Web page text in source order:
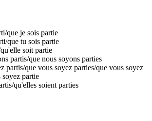
ti/que je sois partie
ti/que tu sois partie
soit partie
partis/que nous soyons parties
partis/que vous soyez parties/que vous soyez
soyez partie
tis/qu'elles soient parties